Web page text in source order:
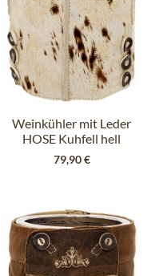
Weinkühler mit Leder
HOSE Kuhfell hell
79,90 €